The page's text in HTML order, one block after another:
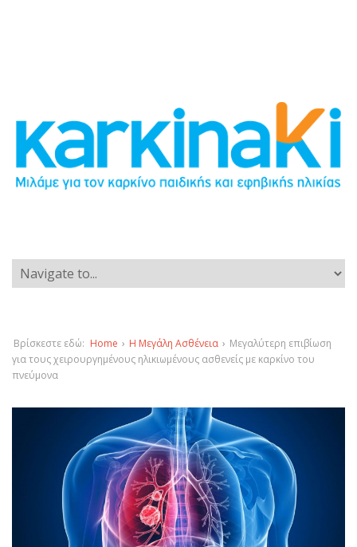
Βρίσκεστε εδώ: Home › Η Μεγάλη Ασθένεια › Μεγαλύτερη επιβίωση
για τους χειρουργημένους ηλικιωμένους ασθενείς με καρκίνο του
πνεύμονα